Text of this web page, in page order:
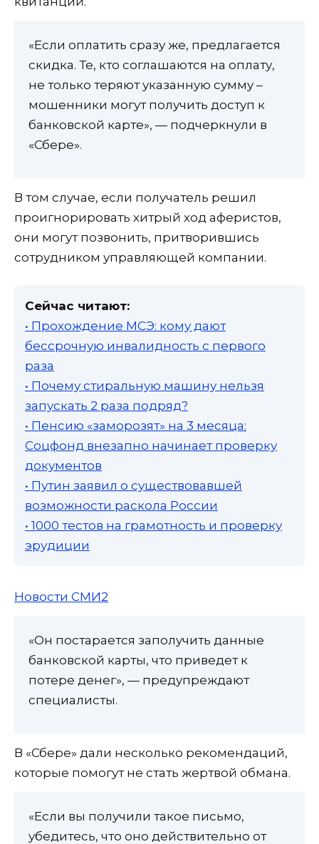
«Если оплатить сразу же, предлагается
скидка. Те, кто соглашаются на оплату,
не только теряют указанную сумму –
мошенники могут получить доступ к
банковской карте», — подчеркнули в
«Сбере».
В том случае, если получатель решил
проигнорировать хитрый ход аферистов,
они могут позвонить, притворившись
сотрудником управляющей компании.
Сейчас читают:
• Прохождение МСЭ: кому дают
бессрочную инвалидность с первого
раза
• Почему стиральную машину нельзя
запускать 2 раза подряд?
• Пенсию «заморозят» на 3 месяца:
Соцфонд внезапно начинает проверку
документов
• Путин заявил о существовавшей
возможности раскола России
• 1000 тестов на грамотность и проверку
эрудиции
Новости СМИ2
«Он постарается заполучить данные
банковской карты, что приведет к
потере денег», — предупреждают
специалисты.
В «Сбере» дали несколько рекомендаций,
которые помогут не стать жертвой обмана.
«Если вы получили такое письмо,
убедитесь, что оно действительно от